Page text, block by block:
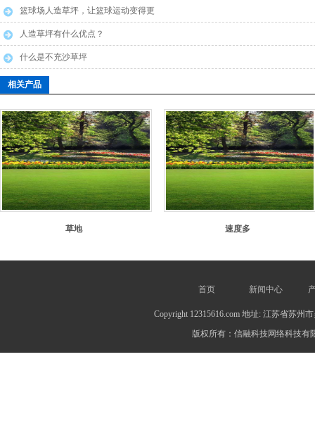
篮球场人造草坪，让篮球运动变得更
安全
人造草坪有什么优点？
什么是不充沙草坪
相关产品
草地 速度多
首页 新闻中心
Copyright 12315616.com 地址: 江苏省苏州
版权所有：信融科技网络科技有